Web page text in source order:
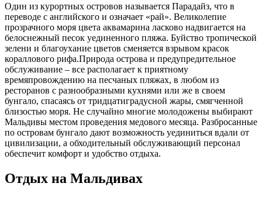
Один из курортных островов называется Парадайз, что в
переводе с английского и означает «рай». Великолепие
прозрачного моря цвета аквамарина ласково надвигается на
белоснежный песок уединенного пляжа. Буйство тропической
зелени и благоухание цветов сменяется взрывом красок
кораллового рифа.Природа острова и предупредительное
обслуживание – все располагает к приятному
времяпровождению на песчаных пляжах, в любом из
ресторанов с разнообразными кухнями или же в своем
бунгало, спасаясь от тридцатиградусной жары, смягченной
близостью моря. Не случайно многие молодожены выбирают
Мальдивы местом проведения медового месяца. Разбросанные
по островам бунгало дают возможность уединиться вдали от
цивилизации, а обходительный обслуживающий персонал
обеспечит комфорт и удобство отдыха.
Отдых на Мальдивах